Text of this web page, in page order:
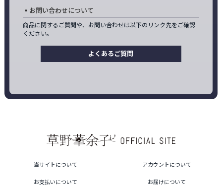
お問い合わせについて
商品に関するご質問や、お問い合わせは以下のリンク先をご確認
ください。
よくあるご質問
当サイトについて アカウントについて
お支払いについて お届けについて